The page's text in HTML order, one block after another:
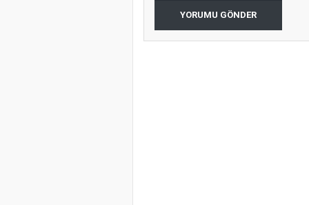
YORUMU GÖNDER